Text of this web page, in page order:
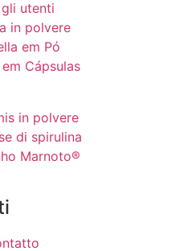
utenti
in polvere
em Pó
Cápsulas
in polvere
di spirulina
Marnoto®